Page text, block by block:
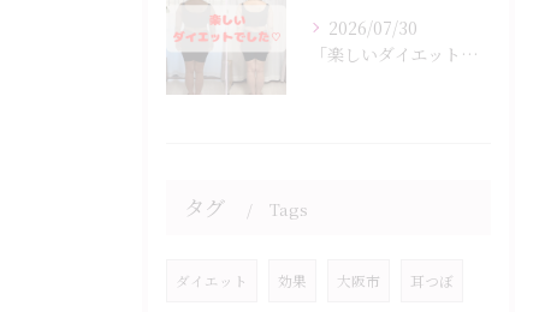
2026/07/30
「楽しいダイエットでした♡」
タグ Tags
ダイエット 効果 大阪市 耳つぼ